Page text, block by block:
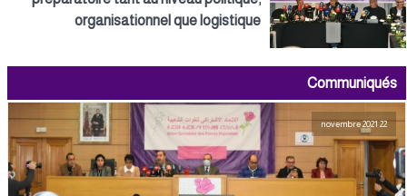
organisationnel que logistique
Communiqués
22 novembre 2021